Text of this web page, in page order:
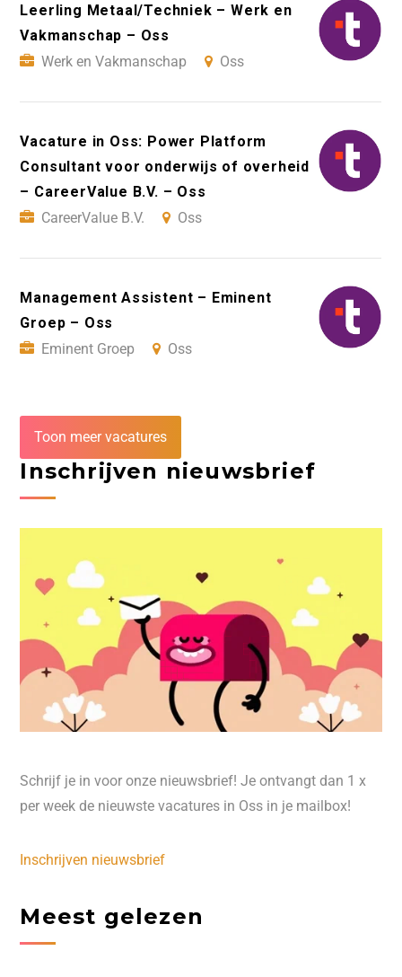
Leerling Metaal/Techniek – Werk en
Vakmanschap – Oss
Werk en Vakmanschap
Oss
Vacature in Oss: Power Platform
Consultant voor onderwijs of overheid
– CareerValue B.V. – Oss
CareerValue B.V.
Oss
Management Assistent – Eminent
Groep – Oss
Eminent Groep
Oss
Toon meer vacatures
Inschrijven nieuwsbrief
Schrijf je in voor onze nieuwsbrief! Je ontvangt dan 1 x
per week de nieuwste vacatures in Oss in je mailbox!
Inschrijven nieuwsbrief
Meest gelezen